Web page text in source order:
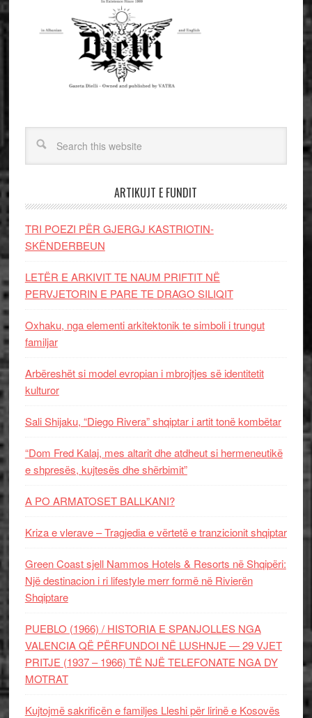
ARTIKUJT E FUNDIT
TRI POEZI PËR GJERGJ KASTRIOTIN-
SKËNDERBEUN
LETËR E ARKIVIT TE NAUM PRIFTIT NË
PERVJETORIN E PARE TE DRAGO SILIQIT
Oxhaku, nga elementi arkitektonik te simboli i trungut
familjar
Arbëreshët si model evropian i mbrojtjes së identitetit
kulturor
Sali Shijaku, “Diego Rivera” shqiptar i artit tonë kombëtar
“Dom Fred Kalaj, mes altarit dhe atdheut si hermeneutikë
e shpresës, kujtesës dhe shërbimit”
A PO ARMATOSET BALLKANI?
Kriza e vlerave – Tragjedia e vërtetë e tranzicionit shqiptar
Green Coast sjell Nammos Hotels & Resorts në Shqipëri:
Një destinacion i ri lifestyle merr formë në Rivierën
Shqiptare
PUEBLO (1966) / HISTORIA E SPANJOLLES NGA
VALENCIA QË PËRFUNDOI NË LUSHNJE — 29 VJET
PRITJE (1937 – 1966) TË NJË TELEFONATE NGA DY
MOTRAT
Kujtojmë sakrificën e familjes Lleshi për lirinë e Kosovës